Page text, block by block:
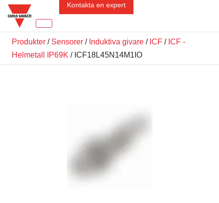
Kontakta en expert
Produkter / Sensorer / Induktiva givare / ICF / ICF -
Helmetall IP69K / ICF18L45N14M1IO